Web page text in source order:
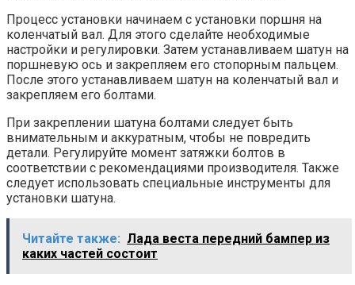
Процесс установки начинаем с установки поршня на
коленчатый вал. Для этого сделайте необходимые
настройки и регулировки. Затем устанавливаем шатун на
поршневую ось и закрепляем его стопорным пальцем.
После этого устанавливаем шатун на коленчатый вал и
закрепляем его болтами.
При закреплении шатуна болтами следует быть
внимательным и аккуратным, чтобы не повредить
детали. Регулируйте момент затяжки болтов в
соответствии с рекомендациями производителя. Также
следует использовать специальные инструменты для
установки шатуна.
Читайте также: Лада веста передний бампер из
каких частей состоит